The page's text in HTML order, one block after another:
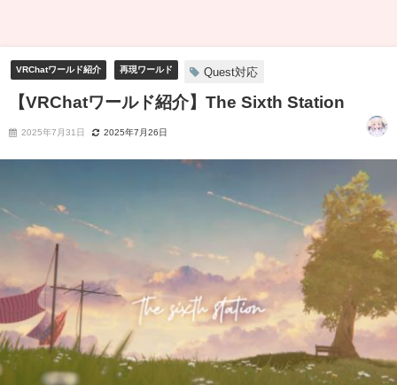
VRChatワールド紹介 再現ワールド Quest対応
【VRChatワールド紹介】The Sixth Station
2025年7月31日 2025年7月26日